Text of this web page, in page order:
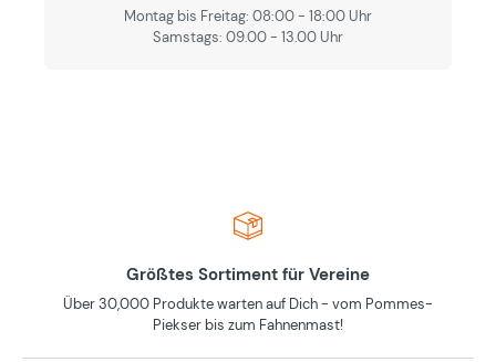
Montag bis Freitag: 08:00 - 18:00 Uhr
Samstags: 09.00 - 13.00 Uhr
Größtes Sortiment für Vereine
Über 30,000 Produkte warten auf Dich - vom Pommes-
Piekser bis zum Fahnenmast!